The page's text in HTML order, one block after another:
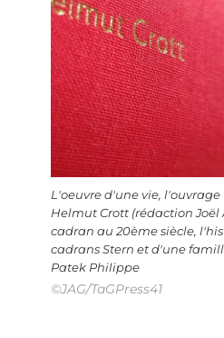
L'oeuvre d'une vie, l'ouvrage
Helmut Crott (rédaction Joël
cadran au 20ème siècle,
cadrans Stern et d'une
Patek Philippe
©JAG/TaGPress41